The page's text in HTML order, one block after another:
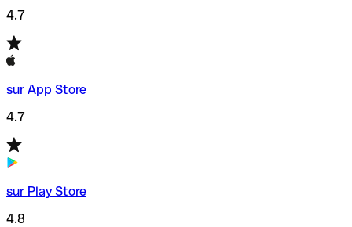
4.7
sur App Store
4.7
sur Play Store
4.8